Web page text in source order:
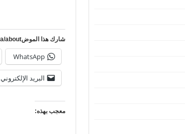
شارك هذا الموضhttps://web.facebook.com/afaqhorra/aboutوع:https://www.pinterest.com/?autologin=true
WhatsApp
البريد الإلكتروني
معجب بهذه: